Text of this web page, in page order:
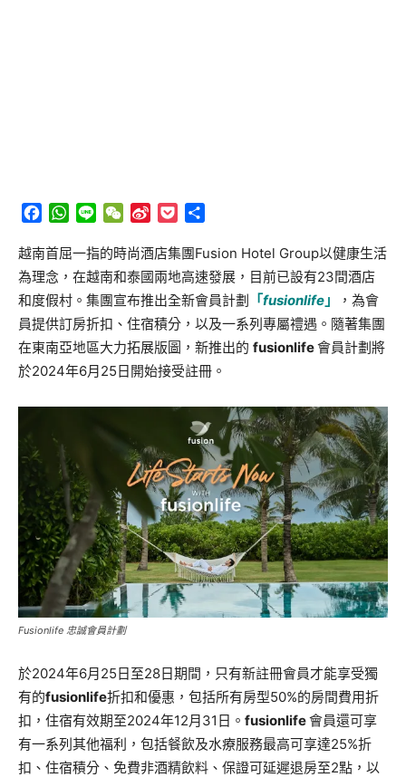
Facebook
WhatsApp
Line WeChat
Sina
Pocket
越南首屈一指的時尚酒店集團Fusion Hotel Group以健康生活
為理念，在越南和泰國兩地高速發展， 目前已設有23間酒店
和度假村。集團宣布推出全新會員計劃
「fusionlife 」
，為會
員提供訂房折扣、住宿積分， 以及一系列專屬禮遇。 隨著集團
在東南亞地區大力拓展版圖，新推出的 fusionlife會員計劃將
於2024年6月25日開始接受註冊。
Fusionlife 忠誠會員計劃
於2024年6月25日至28日期間，只有新註冊會員才能享受獨
有的fusionlife折扣和優惠，包括所有房型50%的房間費用折
扣，住宿有效期至2024年12月31日。 fusionlife會員還可享
有一系列其他福利，包括餐飲及水療服務最高可享達25%折
扣、住宿積分、免費非酒精飲料、保證可延遲退房至2點，以